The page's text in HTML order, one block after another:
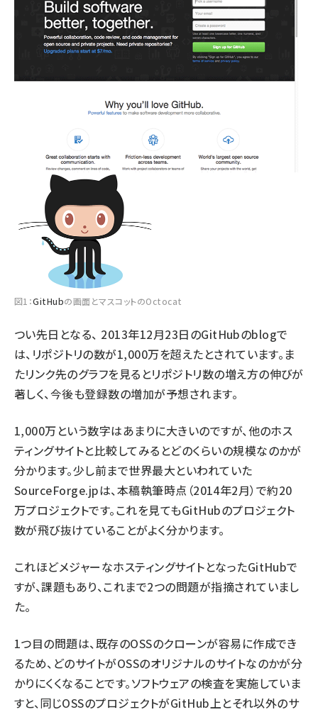
図1：GitHubの画面とマスコットのOctocat
つい先日となる、 2013年12月23日のGitHubのblogで
は、リポジトリの数が1,000万を超えたとされています。ま
たリンク先のグラフを見るとリポジトリ数の増え方の伸びが
著しく、今後も登録数の増加が予想されます。
1,000万という数字はあまりに大きいのですが、他のホス
ティングサイトと比較してみるとどのくらいの規模なのかが
分かります。少し前まで世界最大といわれていた
SourceForge.jpは、本稿執筆時点（2014年2月）で約20
万プロジェクトです。これを見てもGitHubのプロジェクト
数が飛び抜けていることがよく分かります。
これほどメジャーなホスティングサイトとなったGitHubで
すが、課題もあり、これまで2つの問題が指摘されていまし
た。
1つ目の問題は、既存のOSSのクローンが容易に作成でき
るため、どのサイトがOSSのオリジナルのサイトなのかが分
かりにくくなることです。ソフトウェアの検査を実施していま
すと、同じOSSのプロジェクトがGitHub上とそれ以外のサ